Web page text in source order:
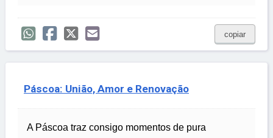
copiar
Páscoa: União, Amor e Renovação
A Páscoa traz consigo momentos de pura